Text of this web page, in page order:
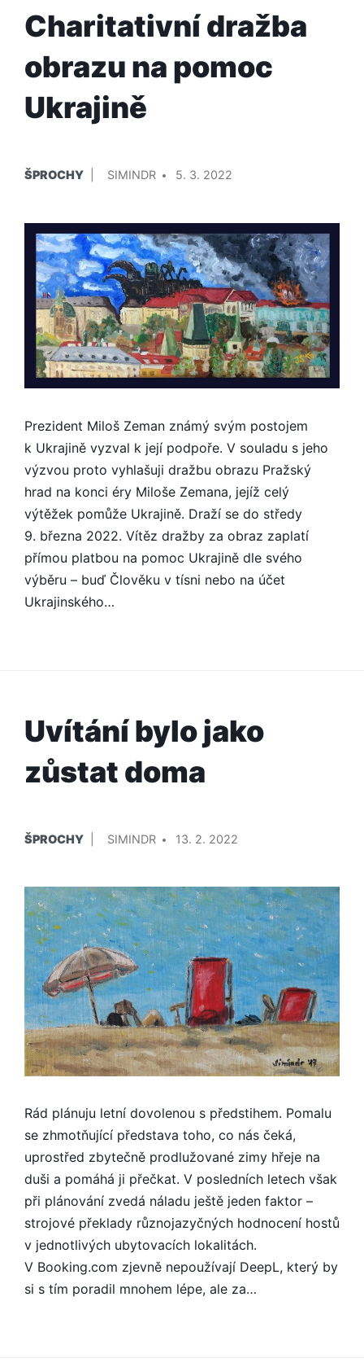
Charitativní dražba
obrazu na pomoc
Ukrajině
V
ŠPROCHY
SIMINDR
5. 3. 2022
Prezident Miloš Zeman známý svým postojem
k Ukrajině vyzval k její podpoře. V souladu s jeho
výzvou proto vyhlašuji dražbu obrazu Pražský
hrad na konci éry Miloše Zemana, jejíž celý
výtěžek pomůže Ukrajině. Draží se do středy
9. března 2022. Vítěz dražby za obraz zaplatí
přímou platbou na pomoc Ukrajině dle svého
výběru – buď Člověku v tísni nebo na účet
Ukrajinského…
Uvítání bylo jako
zůstat doma
V
ŠPROCHY
SIMINDR
13. 2. 2022
Rád plánuju letní dovolenou s předstihem. Pomalu
se zhmotňující představa toho, co nás čeká,
uprostřed zbytečně prodlužované zimy hřeje na
duši a pomáhá ji přečkat. V posledních letech však
při plánování zvedá náladu ještě jeden faktor –
strojové překlady různojazyčných hodnocení hostů
v jednotlivých ubytovacích lokalitách.
V Booking.com zjevně nepoužívají DeepL, který by
si s tím poradil mnohem lépe, ale za…